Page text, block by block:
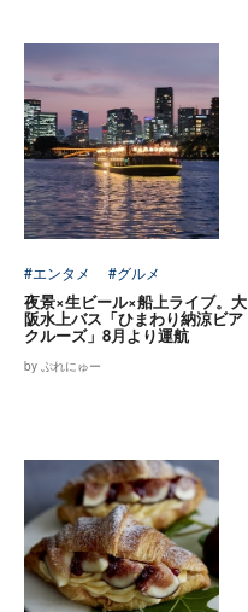
#エンタメ #グルメ
夜景×生ビール×船上ライブ。大
阪水上バス「ひまわり納涼ビア
クルーズ」8月より運航
by ぷれにゅー